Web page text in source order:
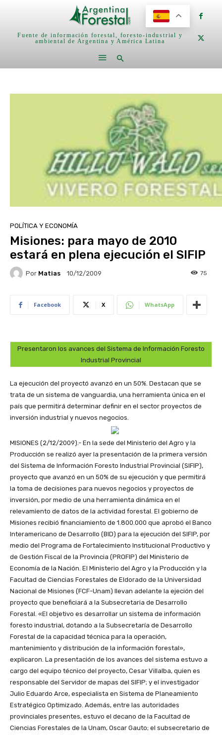
Fuente de información forestal, foresto-industrial y
ambiental de Argentina y América Latina
POLÍTICA Y ECONOMÍA
Misiones: para mayo de 2010
estará en plena ejecución el SIFIP
Por Matias 10/12/2009 75
Facebook X WhatsApp
Presentaron los avances del Sistema de Información Foresto
Industrial Provincial
La ejecución del proyectó avanzó en un 50%. Destacan que se
trata de un sistema de vanguardia, una herramienta única en el
país que permitirá determinar definir en el sector proyectos de
inversión industrial y nuevos negocios.
MISIONES (2/12/2009).- En la sede del Ministerio del Agro y la
Producción se realizó ayer la presentación de la primera versión
del Sistema de Información Foresto Industrial Provincial (SIFIP),
proyecto que avanzó en un 50% de su ejecución y que permitirá
la toma de decisiones para nuevos negocios y proyectos de
inversión, por medio de una herramienta dinámica en el
relevamiento de datos de la actividad forestal. El gobierno de
Misiones recibió financiamiento de 1.800.000 que aprobó el Banco
Interamericano de Desarrollo (BID) para la ejecución del SIFIP, por
medio del Programa de Fortalecimiento Institucional Productivo y
de Gestión Fiscal de la Provincia (PROFIP) del Ministerio de
Economía de la Nación. El Ministerio del Agro y la Producción y la
Facultad de Ciencias Forestales de Eldorado de la Universidad
Nacional de Misiones (FCF-Unam) llevan adelante la ejeción del
proyecto que beneficiará a la Subsecretaria de Desarrollo
Forestal. «El objetivo es desarrollar un sistema de información
foresto industrial, dotando a la Subsecretaría de Desarrollo
Forestal de la capacidad técnica para la operación,
mantenimiento y distribución de la información forestal»,
explicaron. La presentación de los avances del sistema estuvo a
cargo del equipo técnico del proyecto, Cesar Villalba, quien es
responsable del Servidor de mapas del SIFIP; y el investigador
Julio Eduardo Arce, especialista en Sistema de Planeamiento
Estratégico Optimizado. Además, entre las autoridades
provinciales presentes, estuvo el decano de la Facultad de
Ciencias Forestales de la Unam, Oscar Gauto; el subsecretario de